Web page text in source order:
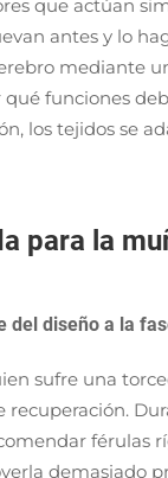
que actúan
antes y lo
mediante
funciones
los tejidos se
para la
diseño a la
sufre una
férulas
demasiado